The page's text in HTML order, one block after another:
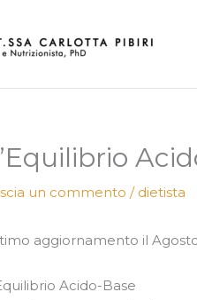
un commento / dietista
aggiornamento il
Acido-Base